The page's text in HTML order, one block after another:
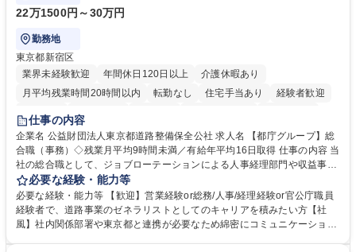
22万1500円～30万円
勤務地
東京都新宿区
業界未経験歓迎
年間休日120日以上
介護休暇あり
月平均残業時間20時間以内
転勤なし 住宅手当あり
経験者歓迎
研修あり
退職金あり
駅近5分以内
資格取得手当あり 食事補助あり
仕事の内容
企業名 公益財団法人東京都道路整備保全公社 求人名 【都庁グループ】総
合職（事務）◇残業月平均9時間未満／有給年平均16日取得 仕事の内容 当
社の総合職として、ジョブローテーションによる人事経理部門や収益事業
等のフロント部門の部署等幅広い部署での業務をお任せいたします。研修
制度やキャリア支援が充実しております！ ※下記業務詳細 【業務詳細】■
管理部門：広報、人事、経理など当公社の運営に係る管理業務 ■収益部
門：駐車場の新規開拓、管理運営、新宿駅西口広場の「イベントコーナ
必要な経験・能力等
必要な経験・能力等 【歓迎】営業経験or総務/人事/経理経験or官公庁職員
経験者で、道路事業のゼネラリストとしてのキャリアを積みたい方【社
風】社内関係部署や東京都と連携が必要なため綿密にコミュニケーション